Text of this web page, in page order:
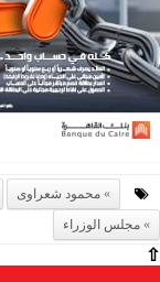
محمود شعراوى
مجلس الوزراء
⇧